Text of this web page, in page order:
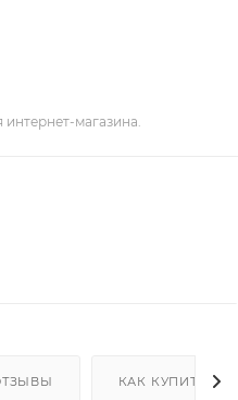
магазина.
КАК КУПИТЬ